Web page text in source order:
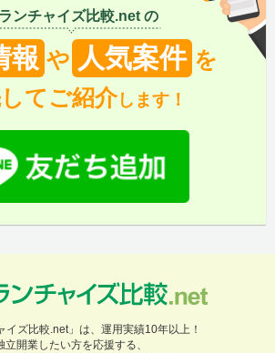
ンチャイズ比較.net の
報 や 人気案件 を
てご紹介します！
イズ比較.net」は、運用実績10年以上！
立開業したい方を応援する、